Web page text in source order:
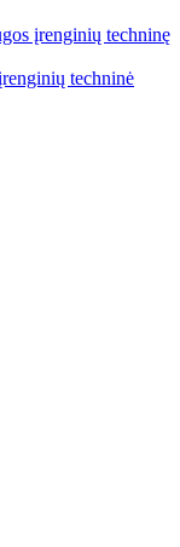
įrenginių techninę
techninė